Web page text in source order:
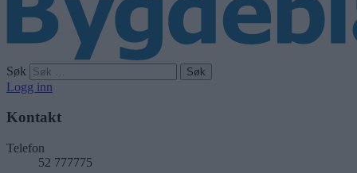
Søk
Logg inn
Kontakt
Telefon
52 777775